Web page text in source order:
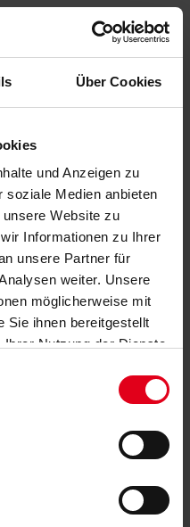
Über Cookies
und Anzeigen zu
soziale Medien anbieten
Website zu
Informationen zu Ihrer
unsere Partner für
weiter. Unsere
möglicherweise mit
Sie ihnen bereitgestellt
Nutzung der Dienste